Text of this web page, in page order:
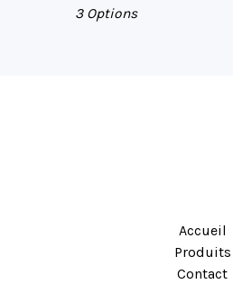
3 Options
Accueil
Produits
Contact